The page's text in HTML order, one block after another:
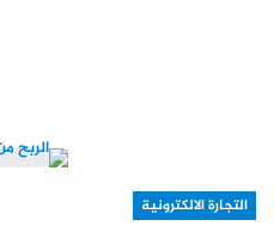
التجارة الالكترونية